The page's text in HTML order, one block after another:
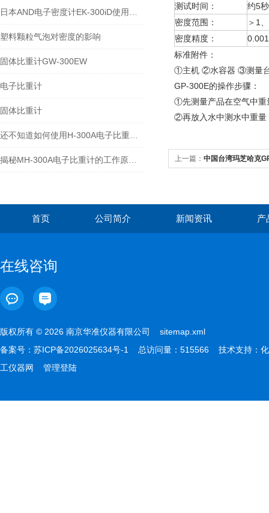
塑料颗粒气泡对密度的影响
固体比重计GW-300EW
电子比重计
固体比重计
测试时间：
约5秒
密度范围：
＞1
密度精度：
标准附件：
①主机 ②水容器 ③测量
GP-300E的操作步骤：
①先测量产品在空气中重
②再放入水中测水中重量
上一篇： 中国台湾玛芝哈克
首页 公司简介 新闻资讯 产
在线咨询
版权所有 © 2026 南京华准仪器有限公司 sitemap.xml
备案号： 苏ICP备2026025634号-1 总访问量：515566 技术支持： 化
工仪器网
管理登陆